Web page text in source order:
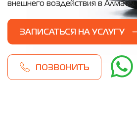
внешнего воздействия в Алматы.
ЗАПИСАТЬСЯ НА УСЛУГУ
ПОЗВОНИТЬ